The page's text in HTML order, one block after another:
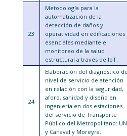
23
Metodología para la
automatización de la
detección de daños y
operatividad en edificaciones
esenciales mediante el
monitoreo de la salud
estructural a través de IoT.
24
Elaboración del diagnóstico
nivel de servicio de atención
en relación con la seguridad,
aforo, sanidad y diseño en
ingeniería en dos estaciones
del servicio de Transporte
Público del Metropolitano:
y Canaval y Moreyra.